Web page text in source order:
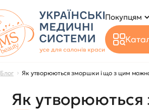
Покупцям
Блог Як утворюються зморшки і що з цим
Як